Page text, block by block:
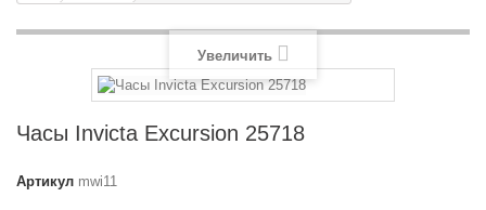
Увеличить
Часы Invicta Excursion 25718
Артикул mwi11